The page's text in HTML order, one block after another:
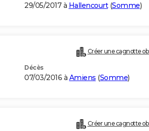
29/05/2017 à Hallencourt(Somme)
Créer une cagnotte
Décès
07/03/2016 à Amiens (Somme)
Créer une cagnotte